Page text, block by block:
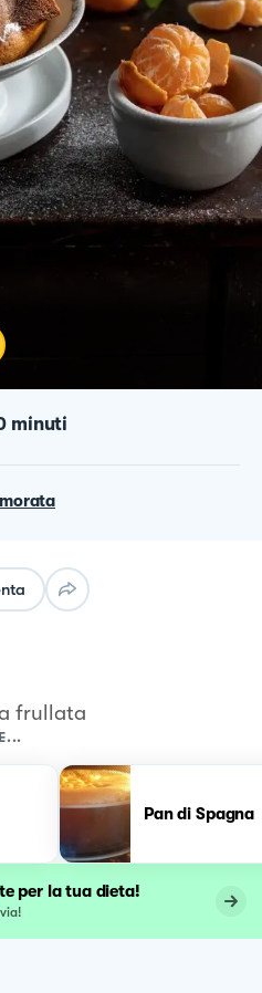
minuti
frullata
Pan di Spagna
per la tua dieta!